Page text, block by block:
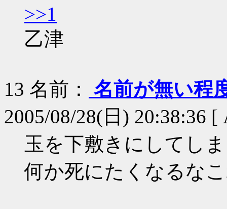
>>1
乙津
13 名前：
名前が無い程
2005/08/28(日) 20:38:36 [
玉を下敷きにしてし
何か死にたくなるな